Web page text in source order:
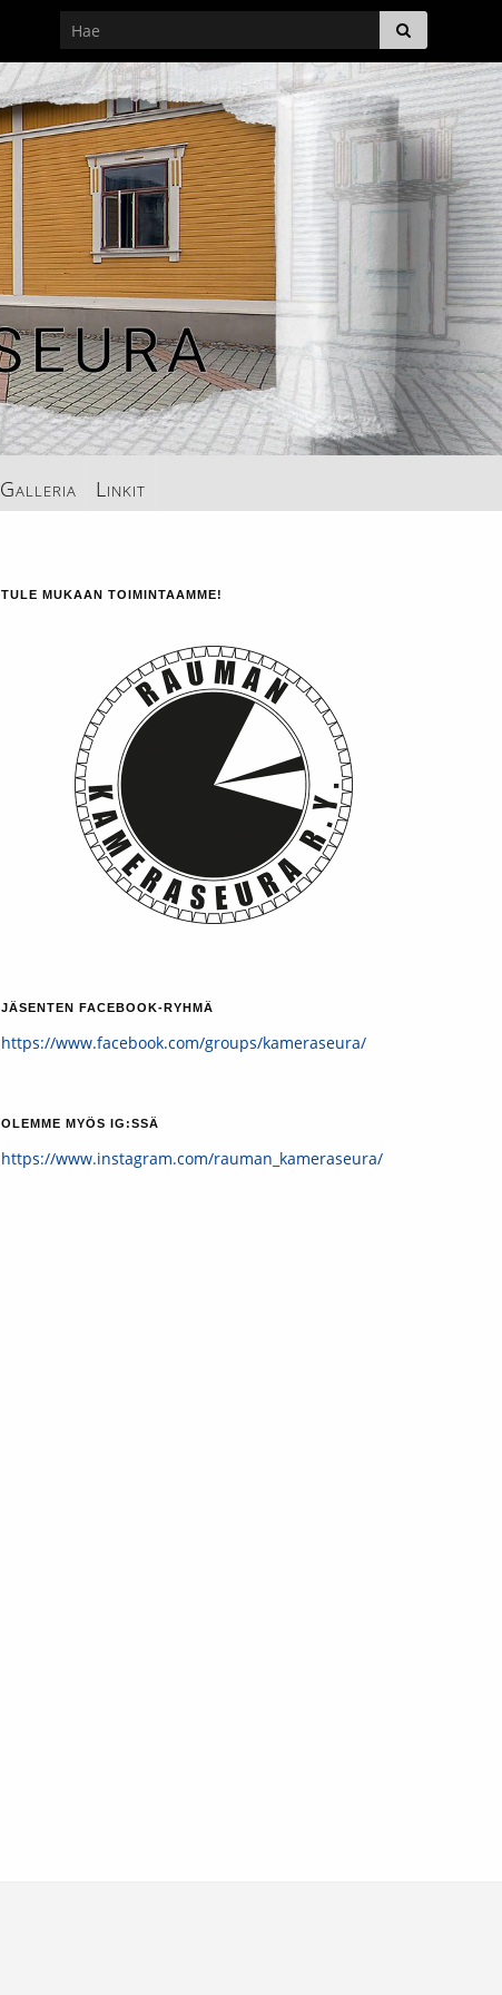
Galleria Linkit
TULE MUKAAN TOIMINTAAMME!
JÄSENTEN FACEBOOK-RYHMÄ
https://www.facebook.com/groups/kameraseura/
OLEMME MYÖS IG:SSÄ
https://www.instagram.com/rauman_kameraseura/